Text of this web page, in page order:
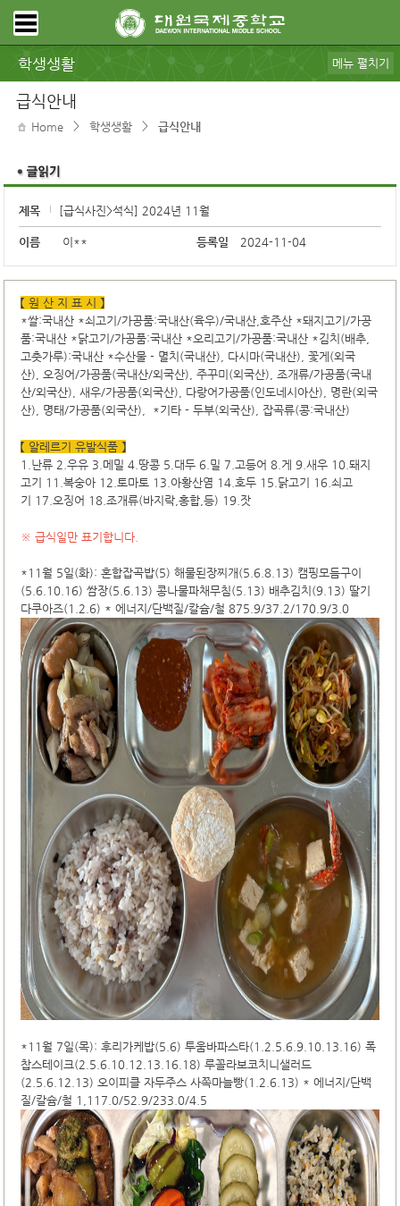
학생생활 메뉴 펼치기
급식안내
Home > 학생생활 > 급식안내
제목 [급식사진>석식] 2024년 11월
이름 이** 등록일 2024-11-04
【 원 산 지 표 시 】
*쌀:국내산 *쇠고기/가공품:국내산(육우)/국내산,호주산 *돼지고기/가공
품:국내산 *닭고기/가공품:국내산 *오리고기/가공품:국내산 *김치(배추,
고춧가루):국내산 *수산물 - 멸치(국내산), 다시마(국내산), 꽃게(외국
산), 오징어/가공품(국내산/외국산), 주꾸미(외국산), 조개류/가공품(국내
산/외국산), 새우/가공품(외국산), 다랑어가공품(인도네시아산), 명란(외국
산), 명태/가공품(외국산), *기타 - 두부(외국산), 잡곡류(콩:국내산)
【 알레르기 유발식품 】
1.난류 2.우유 3.메밀 4.땅콩 5.대두 6.밀 7.고등어 8.게 9.새우 10.돼지
고기 11.복숭아 12.토마토 13.아황산염 14.호두 15.닭고기 16.쇠고
기 17.오징어 18.조개류(바지락,홍합,등) 19.잣
※ 급식일만 표기합니다.
*11월 5일(화): 혼합잡곡밥(5) 해물된장찌개(5.6.8.13) 캠핑모듬구이
(5.6.10.16) 쌈장(5.6.13) 콩나물파채무침(5.13) 배추김치(9.13) 딸기
다쿠아즈(1.2.6) * 에너지/단백질/칼슘/철 875.9/37.2/170.9/3.0
*11월 7일(목): 후리가케밥(5.6) 투움바파스타(1.2.5.6.9.10.13.16) 폭
찹스테이크(2.5.6.10.12.13.16.18) 루꼴라보코치니샐러드
(2.5.6.12.13) 오이피클 자두주스 사쪽마늘빵(1.2.6.13) * 에너지/단백
질/칼슘/철 1,117.0/52.9/233.0/4.5